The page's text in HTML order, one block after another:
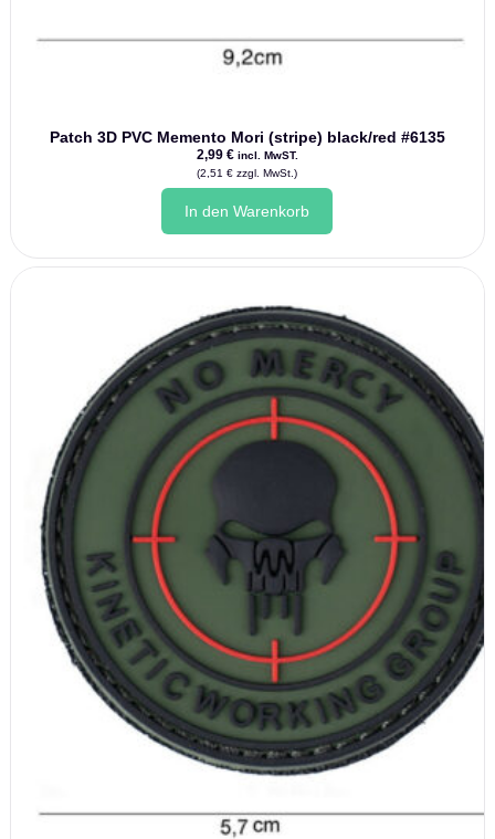
Patch 3D PVC Memento Mori (stripe) black/red #6135
2,99 € incl. MwST.
(2,51€ zzgl. MwSt.)
In den Warenkorb